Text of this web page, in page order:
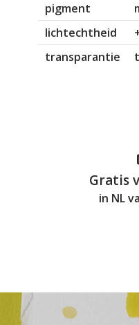
pigment
lichtechtheid
transparantie
Gratis
in NL